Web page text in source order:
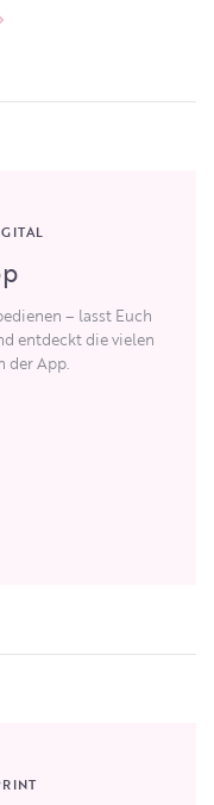
– lasst Euch
entdeckt die vielen
der App.